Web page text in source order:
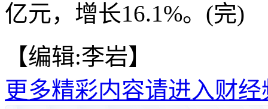
亿元，增长16.1%。(完)
【编辑:李岩】
更多精彩内容请进入财经